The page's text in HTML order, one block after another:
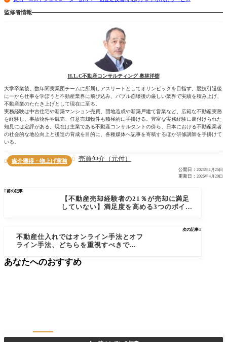
監修者情報
H.L.C不動産コンサルティング 奥林洋樹
大学卒業後、数年間実業団チームに所属しアスリートとしてオリンピックを目指す。競技引退後
に一から仕事を学ぼうと不動産業界に飛び込み、バブル崩壊後の厳しい業界で実績を積み上げ、
不動産業のたたき上げとして現在に至る。
実務経験は中古住宅や新築マンション売買、団地造成や新築戸建て営業など、広範な不動産実務
を経験し、事故物件や競売、任意売却物件も積極的に手掛ける。豊富な実務経験に裏付けられた
知見には定評がある。現在は主業である不動産コンサルタントの傍ら、日本における不動産業者
の社会的な地位向上と後進の育成を目的に、各種媒体へ記事を寄稿するほか研修講師を手掛けて
いる。
 媒介獲得・物上げ実務  売買仲介（元付）
公開日： 2023年1月25日
更新日： 2026年4月20日
前の記事
【不動産売却経験者の21％が売却に満足
していない】満足度を高める3つのポイン
次の記事
不動産仕入れではオンライン手法とオフ
ライン手法、どちらを重視すべきでしょ
あなたへのおすすめ